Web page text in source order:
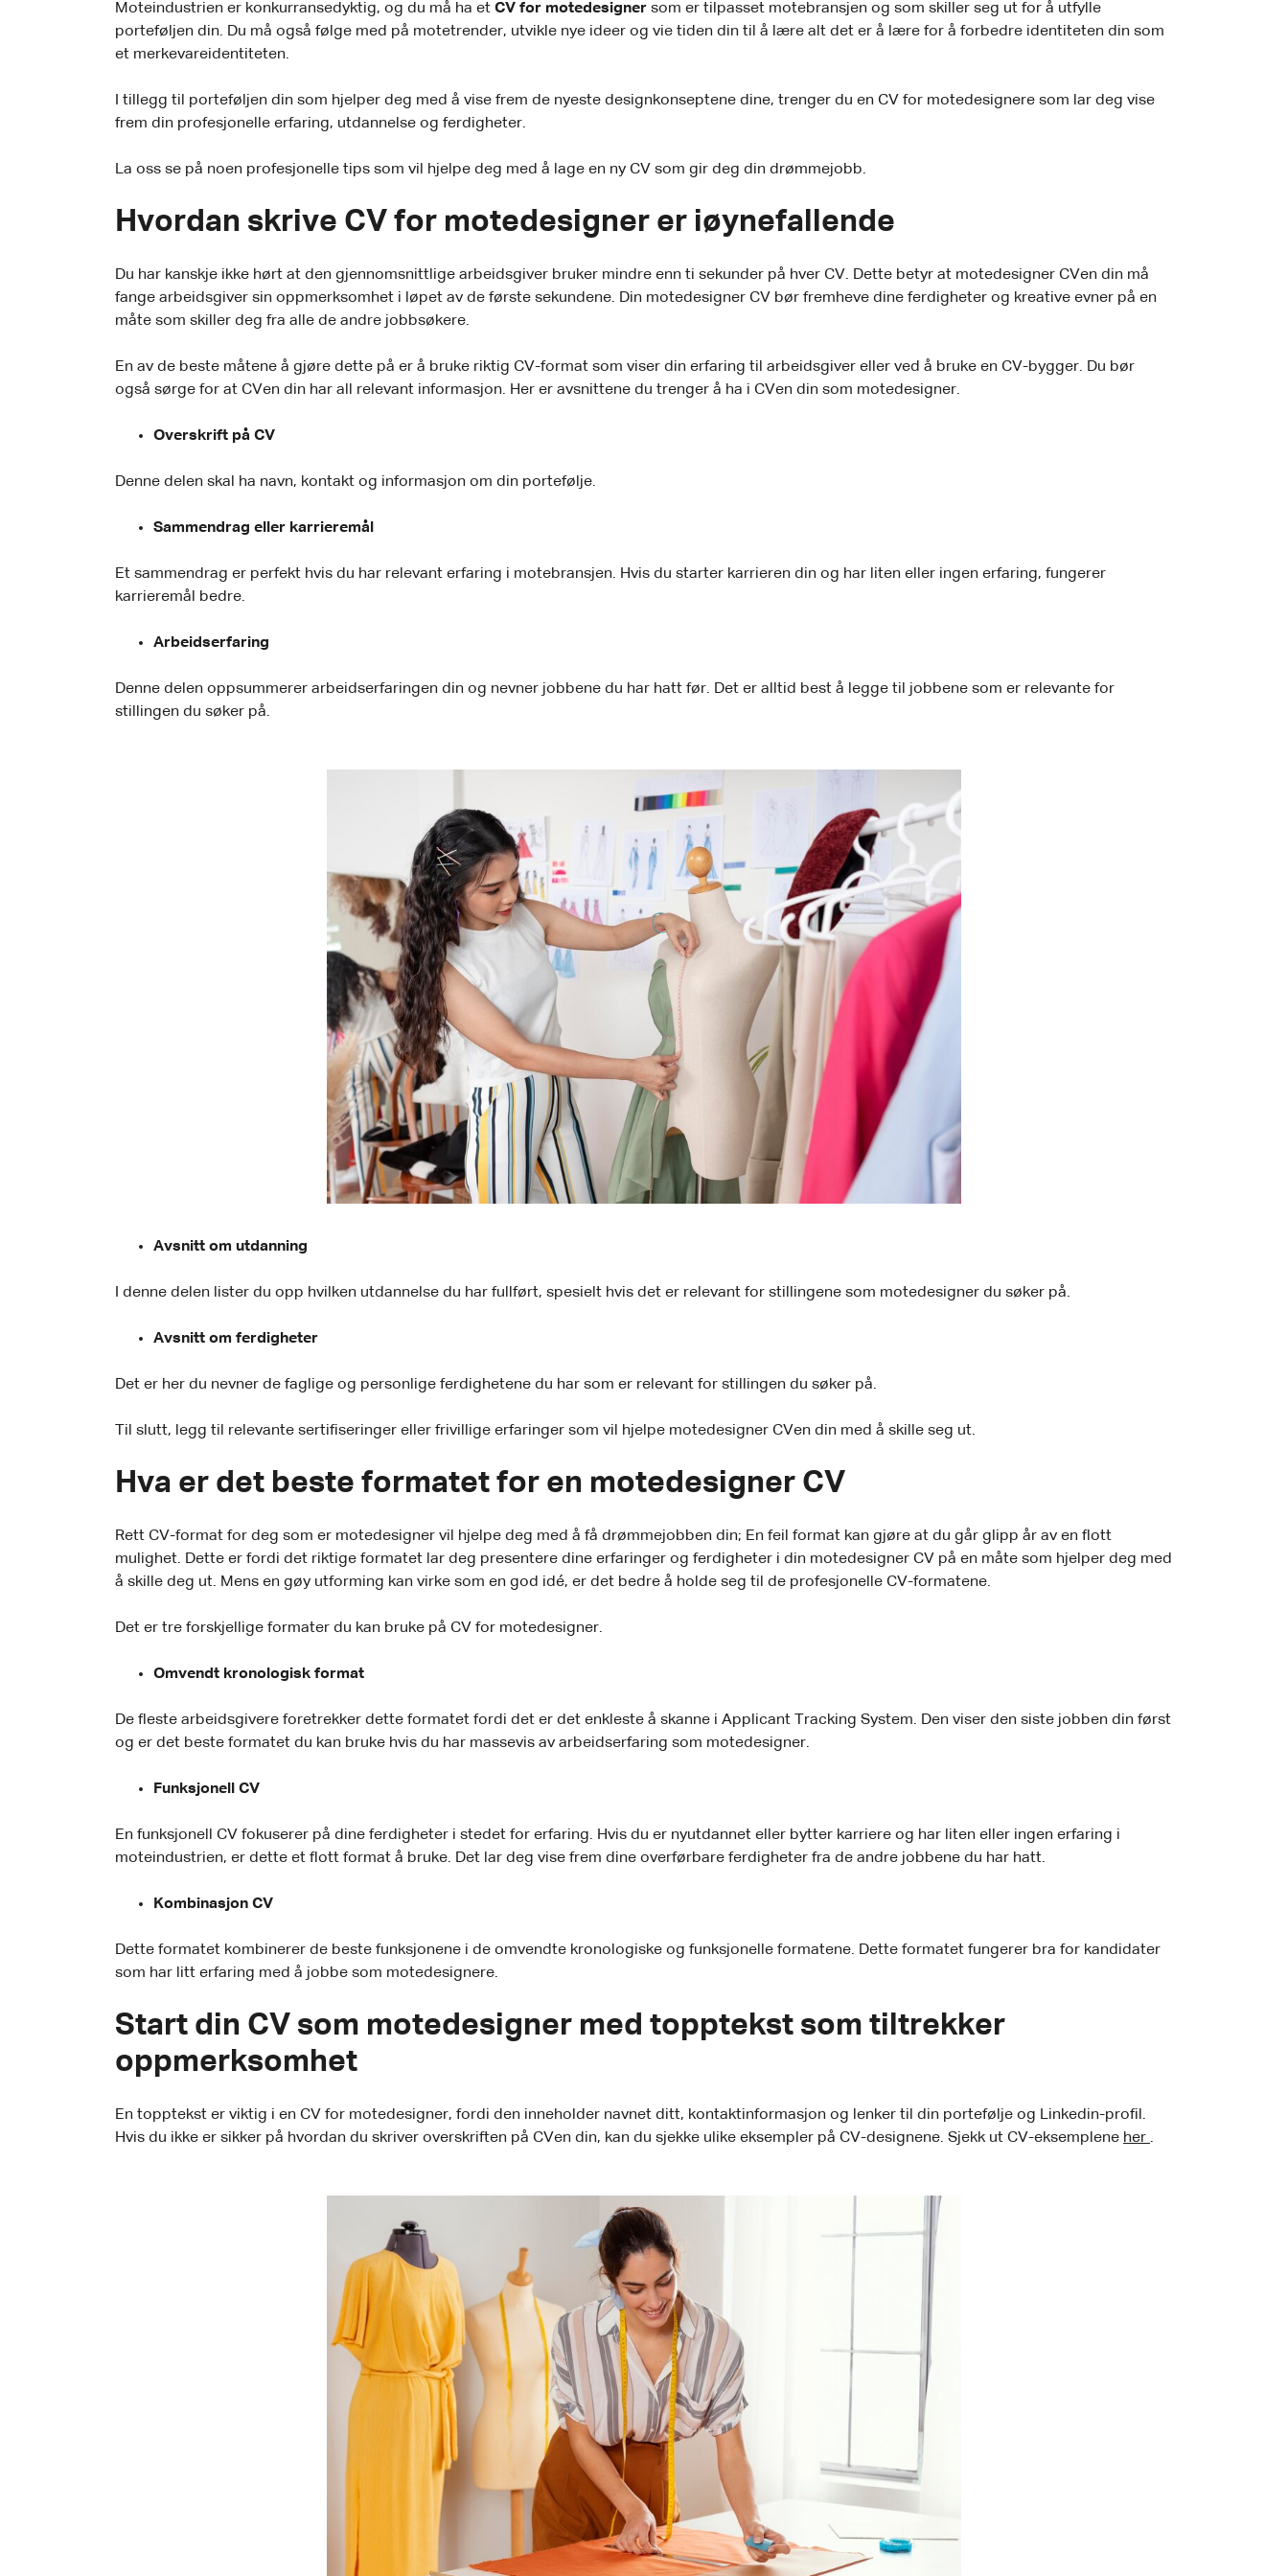
Moteindustrien er konkurransedyktig, og du må ha et CV for motedesigner som er tilpasset motebransjen og som skiller seg ut for å utfylle
porteføljen din. Du må også følge med på motetrender, utvikle nye ideer og vie tiden din til å lære alt det er å lære for å forbedre identiteten din som
et merkevareidentiteten.
I tillegg til porteføljen din som hjelper deg med å vise frem de nyeste designkonseptene dine, trenger du en CV for motedesignere som lar deg vise
frem din profesjonelle erfaring, utdannelse og ferdigheter.
La oss se på noen profesjonelle tips som vil hjelpe deg med å lage en ny CV som gir deg din drømmejobb.
Hvordan skrive CV for motedesigner er iøynefallende
Du har kanskje ikke hørt at den gjennomsnittlige arbeidsgiver bruker mindre enn ti sekunder på hver CV. Dette betyr at motedesigner CVen din må
fange arbeidsgiver sin oppmerksomhet i løpet av de første sekundene. Din motedesigner CV bør fremheve dine ferdigheter og kreative evner på en
måte som skiller deg fra alle de andre jobbsøkere.
En av de beste måtene å gjøre dette på er å bruke riktig CV-format som viser din erfaring til arbeidsgiver eller ved å bruke en CV-bygger. Du bør
også sørge for at CVen din har all relevant informasjon. Her er avsnittene du trenger å ha i CVen din som motedesigner.
Overskrift på CV
Denne delen skal ha navn, kontakt og informasjon om din portefølje.
Sammendrag eller karrieremål
Et sammendrag er perfekt hvis du har relevant erfaring i motebransjen. Hvis du starter karrieren din og har liten eller ingen erfaring, fungerer
karrieremål bedre.
Arbeidserfaring
Denne delen oppsummerer arbeidserfaringen din og nevner jobbene du har hatt før. Det er alltid best å legge til jobbene som er relevante for
stillingen du søker på.
Avsnitt om utdanning
I denne delen lister du opp hvilken utdannelse du har fullført, spesielt hvis det er relevant for stillingene som motedesigner du søker på.
Avsnitt om ferdigheter
Det er her du nevner de faglige og personlige ferdighetene du har som er relevant for stillingen du søker på.
Til slutt, legg til relevante sertifiseringer eller frivillige erfaringer som vil hjelpe motedesigner CVen din med å skille seg ut.
Hva er det beste formatet for en motedesigner CV
Rett CV-format for deg som er motedesigner vil hjelpe deg med å få drømmejobben din; En feil format kan gjøre at du går glipp år av en flott
mulighet. Dette er fordi det riktige formatet lar deg presentere dine erfaringer og ferdigheter i din motedesigner CV på en måte som hjelper deg med
å skille deg ut. Mens en gøy utforming kan virke som en god idé, er det bedre å holde seg til de profesjonelle CV-formatene.
Det er tre forskjellige formater du kan bruke på CV for motedesigner.
Omvendt kronologisk format
De fleste arbeidsgivere foretrekker dette formatet fordi det er det enkleste å skanne i Applicant Tracking System. Den viser den siste jobben din først
og er det beste formatet du kan bruke hvis du har massevis av arbeidserfaring som motedesigner.
Funksjonell CV
En funksjonell CV fokuserer på dine ferdigheter i stedet for erfaring. Hvis du er nyutdannet eller bytter karriere og har liten eller ingen erfaring i
moteindustrien, er dette et flott format å bruke. Det lar deg vise frem dine overførbare ferdigheter fra de andre jobbene du har hatt.
Kombinasjon CV
Dette formatet kombinerer de beste funksjonene i de omvendte kronologiske og funksjonelle formatene. Dette formatet fungerer bra for kandidater
som har litt erfaring med å jobbe som motedesignere.
Start din CV som motedesigner med topptekst som tiltrekker
oppmerksomhet
En topptekst er viktig i en CV for motedesigner, fordi den inneholder navnet ditt, kontaktinformasjon og lenker til din portefølje og Linkedin-profil.
Hvis du ikke er sikker på hvordan du skriver overskriften på CVen din, kan du sjekke ulike eksempler på CV-designene. Sjekk ut CV-eksemplene her .